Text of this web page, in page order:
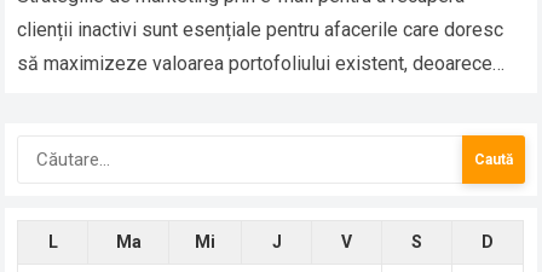
clienții inactivi sunt esențiale pentru afacerile care doresc
să maximizeze valoarea portofoliului existent, deoarece
Caută
L Ma Mi J V S D